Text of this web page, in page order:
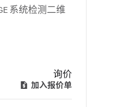
系统检测二维
询价
加入报价单